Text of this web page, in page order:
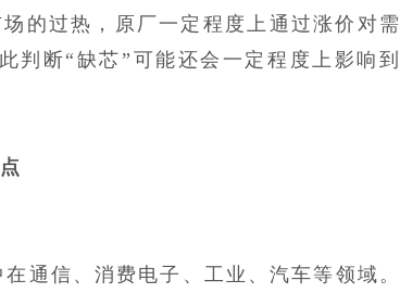
的过热，原厂一定程度上通过涨价对需
判断“缺芯”可能还会一定程度上影响到
通信、消费电子、工业、汽车等领域。